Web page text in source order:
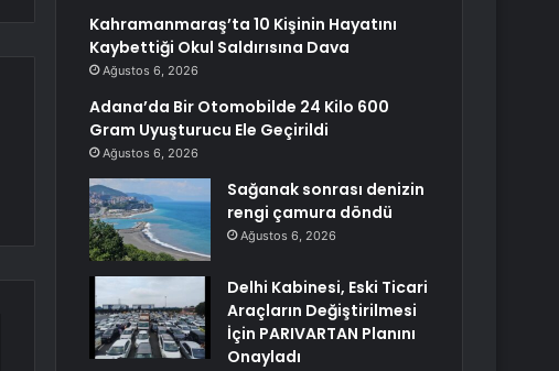
Kahramanmaraş’ta 10 Kişinin Hayatını
Kaybettiği Okul Saldırısına Dava
Ağustos 6, 2026
Adana’da Bir Otomobilde 24 Kilo 600
Gram Uyuşturucu Ele Geçirildi
Ağustos 6, 2026
Sağanak sonrası denizin
rengi çamura döndü
Ağustos 6, 2026
Delhi Kabinesi, Eski Ticari
Araçların Değiştirilmesi
İçin PARIVARTAN Planını
Onayladı